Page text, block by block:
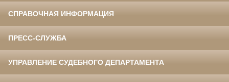
СПРАВОЧНАЯ ИНФОРМАЦИЯ
ПРЕСС-СЛУЖБА
УПРАВЛЕНИЕ СУДЕБНОГО ДЕПАРТАМЕНТА